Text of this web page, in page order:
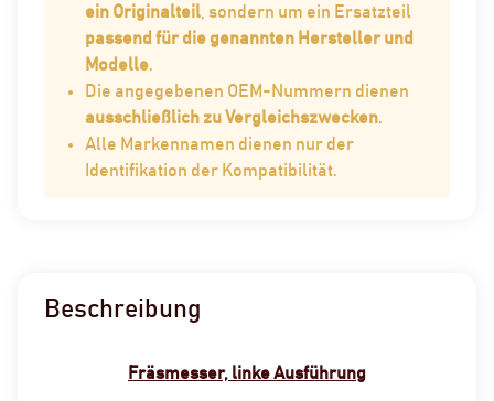
ein Originalteil , sondern um ein Ersatzteil
passend für die genannten Hersteller und
Modelle.
Die angegebenen OEM-Nummern dienen
ausschließlich zu Vergleichszwecken.
Alle Markennamen dienen nur der
Identifikation der Kompatibilität.
Beschreibung
Fräsmesser, linke Ausführung